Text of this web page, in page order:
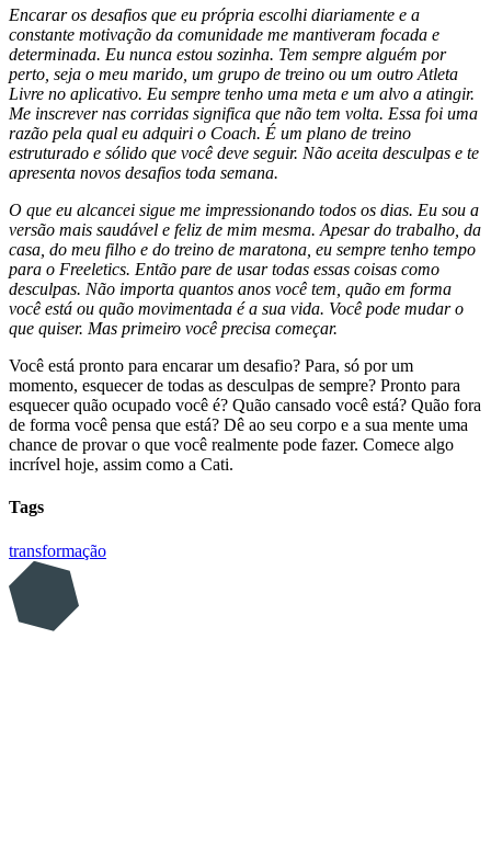
Encarar os desafios que eu própria escolhi diariamente e a
constante motivação da comunidade me mantiveram focada e
determinada. Eu nunca estou sozinha. Tem sempre alguém por
perto, seja o meu marido, um grupo de treino ou um outro Atleta
Livre no aplicativo. Eu sempre tenho uma meta e um alvo a atingir.
Me inscrever nas corridas significa que não tem volta. Essa foi uma
razão pela qual eu adquiri o Coach. É um plano de treino
estruturado e sólido que você deve seguir. Não aceita desculpas e te
apresenta novos desafios toda semana.
O que eu alcancei sigue me impressionando todos os dias. Eu sou a
versão mais saudável e feliz de mim mesma. Apesar do trabalho, da
casa, do meu filho e do treino de maratona, eu sempre tenho tempo
para o Freeletics. Então pare de usar todas essas coisas como
desculpas. Não importa quantos anos você tem, quão em forma
você está ou quão movimentada é a sua vida. Você pode mudar o
que quiser. Mas primeiro você precisa começar.
Você está pronto para encarar um desafio? Para, só por um
momento, esquecer de todas as desculpas de sempre? Pronto para
esquecer quão ocupado você é? Quão cansado você está? Quão fora
de forma você pensa que está? Dê ao seu corpo e a sua mente uma
chance de provar o que você realmente pode fazer. Comece algo
incrível hoje, assim como a Cati.
Tags
transformação